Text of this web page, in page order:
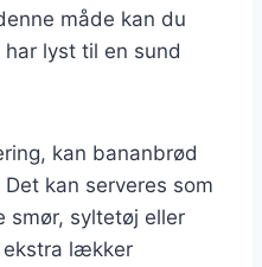
måde kan du
lyst til en sund
kan bananbrød
kan serveres som
smør, syltetøj eller
ekstra lækker